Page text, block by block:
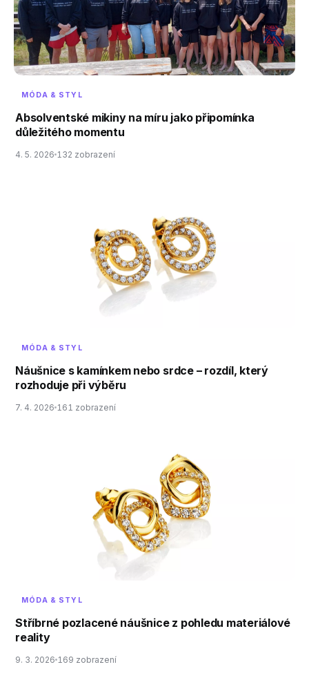
MÓDA & STYL
Absolventské mikiny na míru jako připomínka
důležitého momentu
4. 5. 2026 132 zobrazení
MÓDA & STYL
Náušnice s kamínkem nebo srdce – rozdíl, který
rozhoduje při výběru
7. 4. 2026 161 zobrazení
MÓDA & STYL
Stříbrné pozlacené náušnice z pohledu materiálové
reality
9. 3. 2026 169 zobrazení